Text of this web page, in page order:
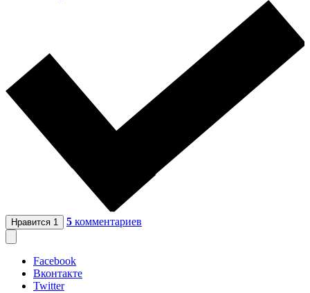
Нравится 1 5 комментариев
Facebook
Вконтакте
Twitter